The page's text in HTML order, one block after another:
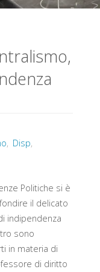
, Disp,
Politiche si è
il delicato
indipendenza
sono
in materia di
di diritto